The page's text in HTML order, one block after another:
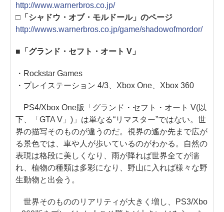
http://www.warnerbros.co.jp/
□「シャドウ・オブ・モルドール」のページ
http://wwws.warnerbros.co.jp/game/shadowofmordor/
■「グランド・セフト・オート V」
・Rockstar Games
・プレイステーション 4/3、Xbox One、Xbox 360
PS4/Xbox One版「グランド・セフト・オート V(以
下、「GTA V」)」は単なる“リマスター”ではない。世
界の描写そのものが違うのだ。視界の遙か先まで広が
る景色では、車や人が歩いているのがわかる。自然の
表現は格段に美しくなり、雨が降れば世界全てが濡
れ、植物の種類は多彩になり、野山に入れば様々な野
生動物と出会う。
世界そのもののリアリティが大きく増し、PS3/Xbo